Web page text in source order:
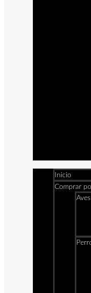
Inicio
Comprar
Aves